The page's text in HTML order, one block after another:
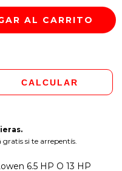
CALCULAR
si te arrepentís.
6.5 HP O 13 HP